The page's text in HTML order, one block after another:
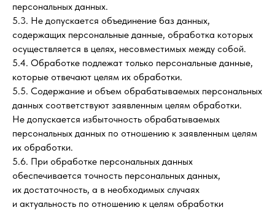
персональных данных.
5.3. Не допускается объединение баз данных,
содержащих персональные данные, обработка которых
осуществляется в целях, несовместимых между собой.
5.4. Обработке подлежат только персональные данные,
которые отвечают целям их обработки.
5.5. Содержание и объем обрабатываемых персональных
данных соответствуют заявленным целям обработки.
Не допускается избыточность обрабатываемых
персональных данных по отношению к заявленным целям
их обработки.
5.6. При обработке персональных данных
обеспечивается точность персональных данных,
их достаточность, а в необходимых случаях
и актуальность по отношению к целям обработки